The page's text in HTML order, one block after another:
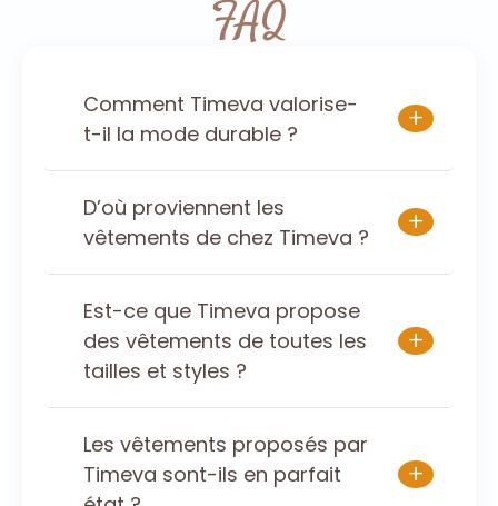
FAQ
Comment Timeva valorise-
t-il la mode durable ?
+
D’où proviennent les
vêtements de chez Timeva ?
+
Est-ce que Timeva propose
des vêtements de toutes les
tailles et styles ?
+
Les vêtements proposés par
Timeva sont-ils en parfait
+